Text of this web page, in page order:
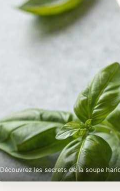
Découvrez les secrets de la soupe